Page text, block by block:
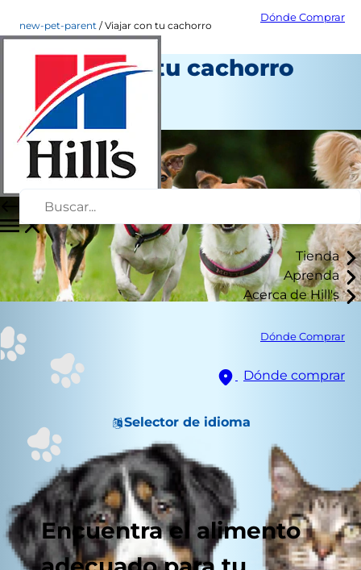
Dónde Comprar
Tienda
Aprenda
Acerca de Hill's
Dónde Comprar
Dónde comprar
Selector de idioma
Encuentra el alimento
new-pet-parent Viajar con tu cachorro
Viajar con tu cachorro
Nuevo propietario
Autor del personal